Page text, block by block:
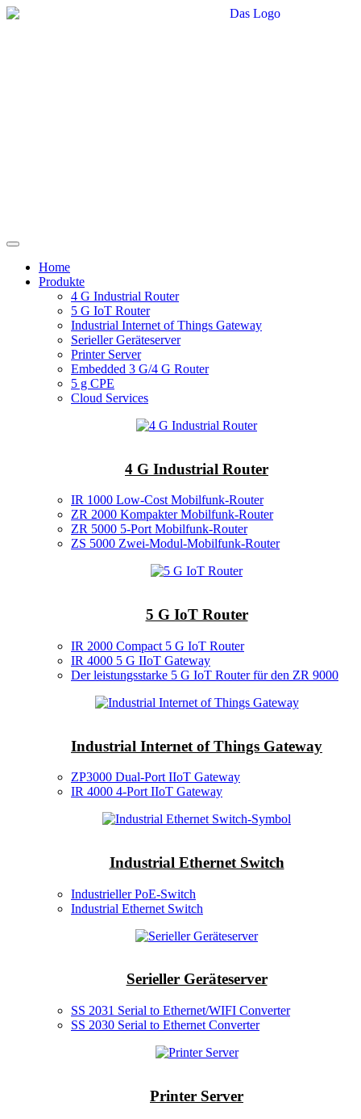
Home
Produkte
4 G Industrial Router
5 G IoT Router
Industrial Internet of Things Gateway
Serieller Geräteserver
Printer Server
Embedded 3 G/4 G Router
5 g CPE
Cloud Services
4 G Industrial Router
IR 1000 Low-Cost Mobilfunk-Router
ZR 2000 Kompakter Mobilfunk-Router
ZR 5000 5-Port Mobilfunk-Router
ZS 5000 Zwei-Modul-Mobilfunk-Router
5 G IoT Router
IR 2000 Compact 5 G IoT Router
IR 4000 5 G IIoT Gateway
Der leistungsstarke 5 G IoT Router für den ZR 9000
Industrial Internet of Things Gateway
ZP3000 Dual-Port IIoT Gateway
IR 4000 4-Port IIoT Gateway
Industrial Ethernet Switch
Industrieller PoE-Switch
Industrial Ethernet Switch
Serieller Geräteserver
SS 2031 Serial to Ethernet/WIFI Converter
SS 2030 Serial to Ethernet Converter
Printer Server